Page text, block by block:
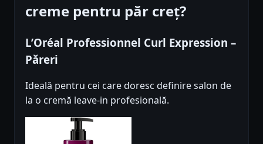
creme pentru păr creț?
L’Oréal Professionnel Curl Expression –
Păreri
Ideală pentru cei care doresc definire salon de
la o cremă leave-in profesională.